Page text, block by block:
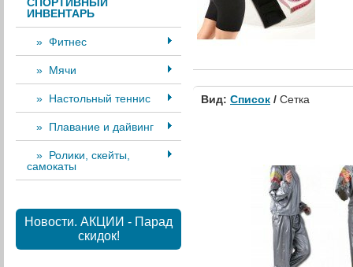
ИНВЕНТАРЬ
» Фитнес
» Мячи
» Настольный теннис
» Плавание и дайвинг
» Ролики, скейты,
самокаты
Новости. АКЦИИ - Парад
скидок!
Вид: Список / Сетка